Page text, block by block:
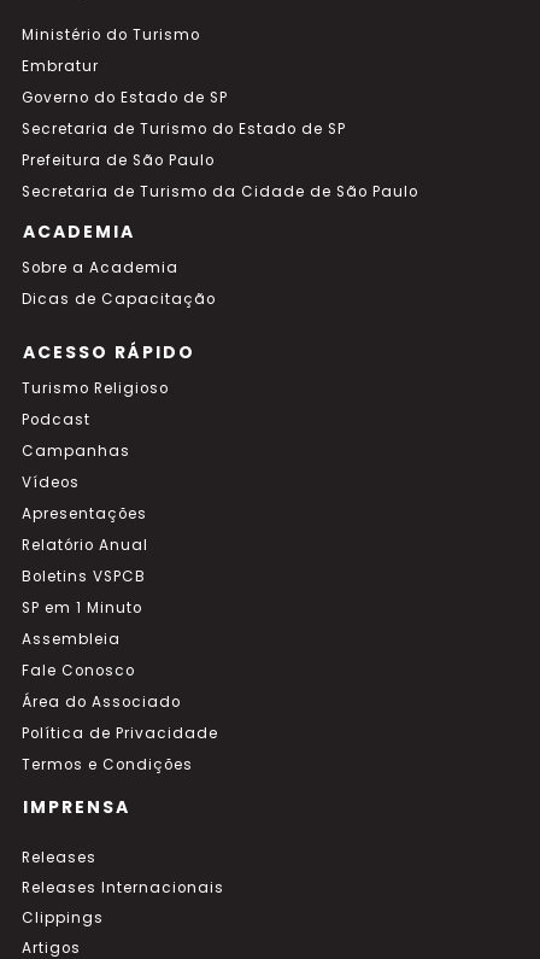
Ministério do Turismo
Embratur
Governo do Estado de SP
Secretaria de Turismo do Estado de SP
Prefeitura de São Paulo
Secretaria de Turismo da Cidade de São Paulo
ACADEMIA
Sobre a Academia
Dicas de Capacitação
ACESSO RÁPIDO
Turismo Religioso
Podcast
Campanhas
Vídeos
Apresentações
Relatório Anual
Boletins VSPCB
SP em 1 Minuto
Assembleia
Fale Conosco
Área do Associado
Política de Privacidade
Termos e Condições
IMPRENSA
Releases
Releases Internacionais
Clippings
Artigos